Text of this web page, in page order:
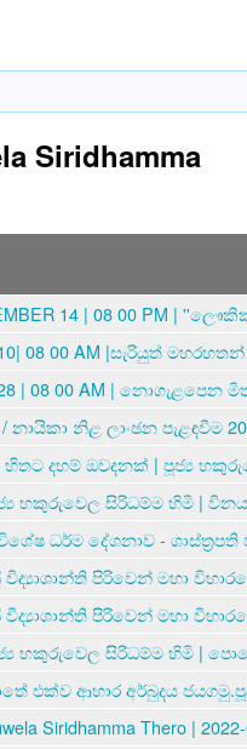
Siridhamma
14 | 08 00 PM |
10| 08 00 AM |සැරියුත්
28 | 08 00 AM |
නායිකා නිළ ලාංඡන පැළඳවීම
දහම් ඔවදනක් | පූජ්‍ය
හකුරුවෙල සිරිධම්ම හිමි | විනය
ධර්ම දේශනාව -
විද්‍යාශාන්ති පිරිවෙන් මහා
විද්‍යාශාන්ති පිරිවෙන් මහා
හකුරුවෙල සිරිධම්ම හිමි |
එක්ව ආහාර අර්බුදය
Siridhamma Thero |